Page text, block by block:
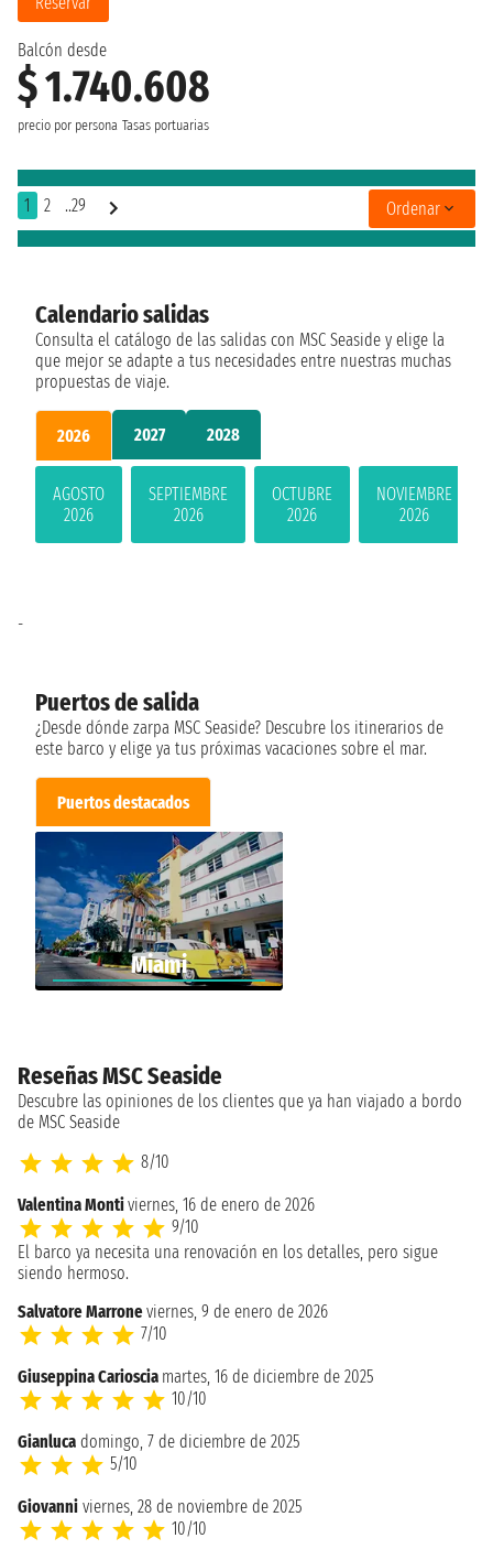
Balcón desde
$ 1.740.608
precio por persona Tasas portuarias
1 2 ..29 Ordenar
Calendario salidas
Consulta el catálogo de las salidas con MSC Seaside y elige la
que mejor se adapte a tus necesidades entre nuestras muchas
propuestas de viaje.
2026 2027 2028
AGOSTO
2026
SEPTIEMBRE
2026
OCTUBRE
2026
NOVIEMBRE
2026
Puertos de salida
¿Desde dónde zarpa MSC Seaside? Descubre los itinerarios de
este barco y elige ya tus próximas vacaciones sobre el mar.
Puertos destacados
Miami
-
Reseñas MSC Seaside
Descubre las opiniones de los clientes que ya han viajado a bordo
de MSC Seaside
8/10
Valentina Montiviernes, 16 de enero de 2026
9/10
El barco ya necesita una renovación en los detalles, pero sigue
siendo hermoso.
Salvatore Marroneviernes, 9 de enero de 2026
7/10
Giuseppina Carioscia martes, 16 de diciembre de 2025
10/10
Gianluca domingo, 7 de diciembre de 2025
5/10
Giovanni viernes, 28 de noviembre de 2025
10/10